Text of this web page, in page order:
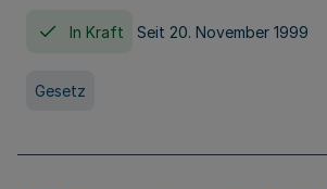
In Kraft Seit 20. November 1999
Gesetz